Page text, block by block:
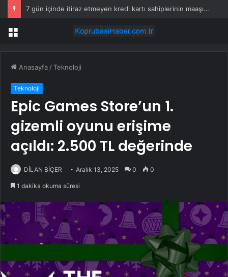
7 gün içinde itiraz etmeyen kredi kartı sahiplerinin maaşına haciz gelecek
Menü
Anasayfa /Teknoloji
Teknoloji
Epic Games Store’un 1.
gizemli oyunu erişime
açıldı: 2.500 TL değerinde
DİLAN BİÇER Aralık 13, 2025 0 0
1 dakika okuma süresi